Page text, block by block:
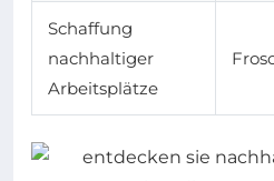
Schaffung
nachhaltiger
Arbeitsplätze